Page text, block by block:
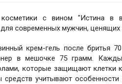
с вином "Истина
современных мужчин, ценящих
крем-гель после бритья
в мешочке 75 грамм.
которые защищают клетки
учитывают